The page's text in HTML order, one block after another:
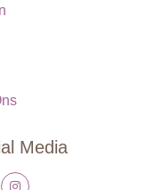
Media